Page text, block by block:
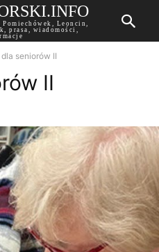
Leoncin,
prasa, wiadomości,
seniorów II
II